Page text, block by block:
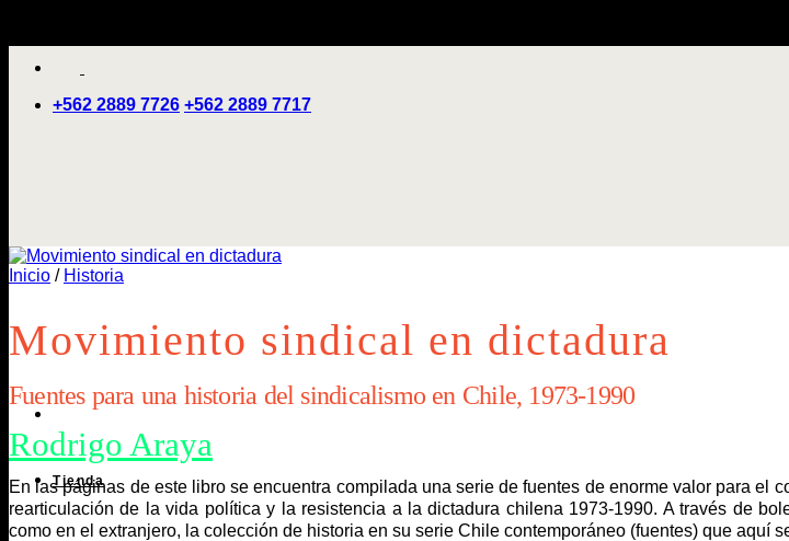
+562 2889 7726 +562 2889 7717
Tienda
Inicio / Historia
Movimiento sindical en dictadura
Fuentes para una historia del sindicalismo en Chile, 1973-1990
Rodrigo Araya
En las páginas de este libro se encuentra compilada una serie de fuentes de enorme valor para
rearticulación de la vida política y la resistencia a la dictadura chilena 1973-1990. A través de
como en el extranjero, la colección de historia en su serie Chile contemporáneo (fuentes) que aquí